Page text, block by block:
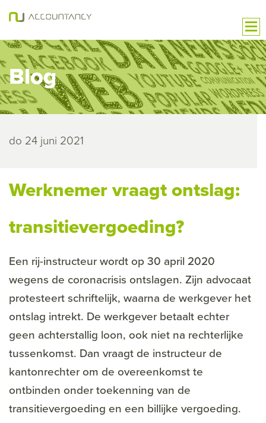
Blog
do 24 juni 2021
Werknemer vraagt ontslag:
transitievergoeding?
Een rij-instructeur wordt op 30 april 2020
wegens de coronacrisis ontslagen. Zijn advocaat
protesteert schriftelijk, waarna de werkgever het
ontslag intrekt. De werkgever betaalt echter
geen achterstallig loon, ook niet na rechterlijke
tussenkomst. Dan vraagt de instructeur de
kantonrechter om de overeenkomst te
ontbinden onder toekenning van de
transitievergoeding en een billijke vergoeding.